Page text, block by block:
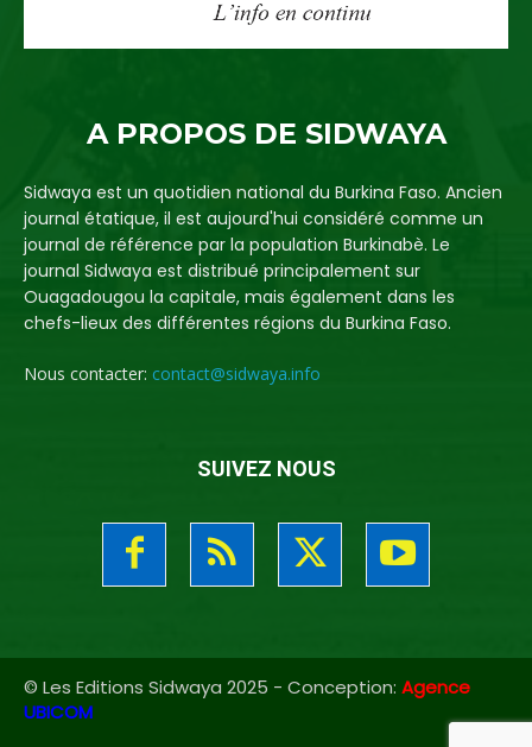
A PROPOS DE SIDWAYA
Sidwaya est un quotidien national du Burkina Faso. Ancien
journal étatique, il est aujourd'hui considéré comme un
journal de référence par la population Burkinabè. Le
journal Sidwaya est distribué principalement sur
Ouagadougou la capitale, mais également dans les
chefs-lieux des différentes régions du Burkina Faso.
Nous contacter: contact@sidwaya.info
SUIVEZ NOUS
© Les Editions Sidwaya 2025 - Conception: Agence
UBICOM